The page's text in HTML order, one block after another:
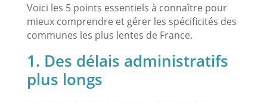
Voici les 5 points essentiels à connaître pour
mieux comprendre et gérer les spécificités des
communes les plus lentes de France.
1. Des délais administratifs
plus longs